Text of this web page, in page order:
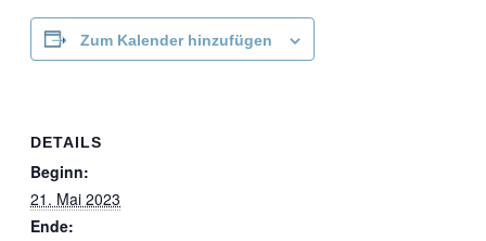
Zum Kalender hinzufügen
DETAILS
Beginn:
21. Mai 2023
Ende: